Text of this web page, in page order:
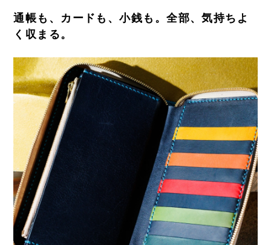
通帳も、カードも、小銭も。全部、気持ちよ
く収まる。